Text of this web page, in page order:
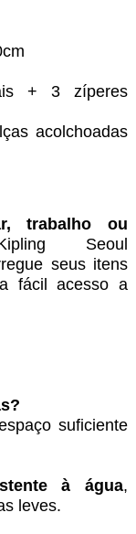
+ 3 zíperes
acolchoadas
trabalho ou
Seoul
seus itens
fácil acesso a
suficiente
à água,
leves.